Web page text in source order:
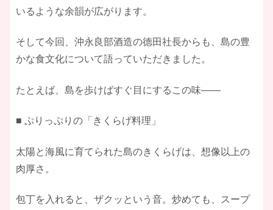
いるような余韻が広がります。
そして今回、沖永良部酒造の德田社長からも、島の豊
かな食文化について語っていただきました。
たとえば、島を歩けばすぐ目にするこの味――
■ ぷりっぷりの「きくらげ料理」
太陽と海風に育てられた島のきくらげは、想像以上の
肉厚さ。
包丁を入れると、ザクッという音。炒めても、スープ